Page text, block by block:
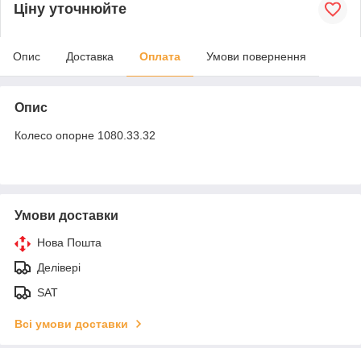
Ціну уточнюйте
Опис Доставка Оплата Умови повернення
Опис
Колесо опорне 1080.33.32
Умови доставки
Нова Пошта
Делівері
SAT
Всі умови доставки